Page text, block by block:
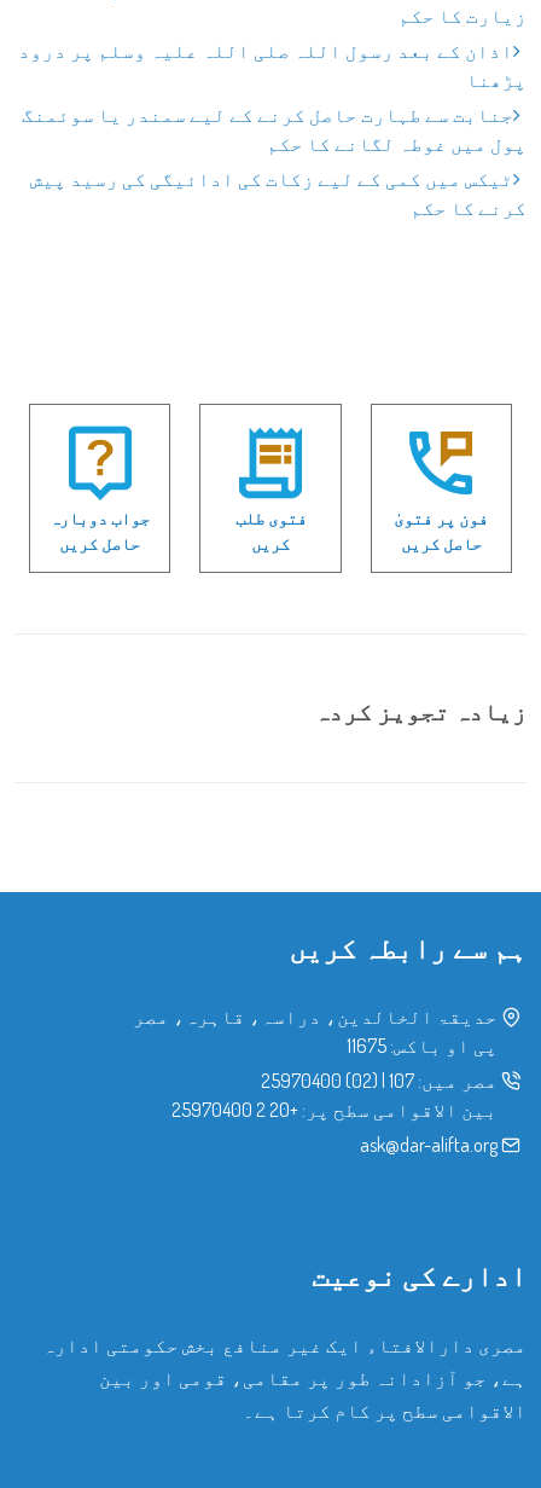
زیارت کا حکم
اذان کے بعد رسول اللہ صلی اللہ علیہ وسلم پر درود
پڑھنا
جنابت سے طہارت حاصل کرنے کے لیے سمندر یا سوئمنگ
پول میں غوطہ لگانے کا حکم
ٹیکس میں کمی کے لیے زکات کی ادائیگی کی رسید پیش
کرنے کا حکم
فون پر فتویٰ
حاصل کریں
فتوی طلب
کریں
جواب دوبارہ
حاصل کریں
زیادہ تجویز کردہ
ہم سے رابطہ کریں
حدیقۃ الخالدین، دراسہ، قاہرہ، مصر
پی او باکس: 11675
مصر میں: 107
|
(02) 25970400
بین الاقوامی سطح پر: +20 2 25970400
ask@dar-alifta.org
ادارے کی نوعیت
مصری دارالافتاء ایک غیر منافع بخش حکومتی ادارہ
ہے، جو آزادانہ طور پر مقامی، قومی اور بین
الاقوامی سطح پر کام کرتا ہے۔